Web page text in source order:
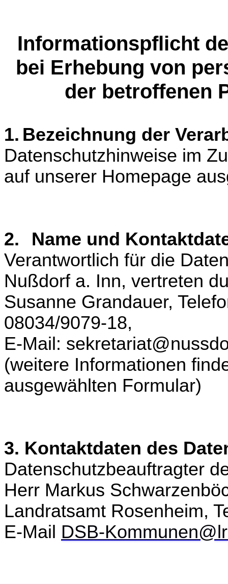
Informationspflicht
bei Erhebung von
der betroffenen
1. Bezeichnung der
Datenschutzhinweise im
auf unserer Homepage
2.
Name und
Verantwortlich für die
Nußdorf a. Inn, vertreten
Susanne Grandauer,
08034/9079-18,
E-Mail:
(weitere Informationen
ausgewählten Formular)
3. Kontaktdaten des
Datenschutzbeauftragter
Herr Markus
Landratsamt Rosenheim,
E-Mail DSB-